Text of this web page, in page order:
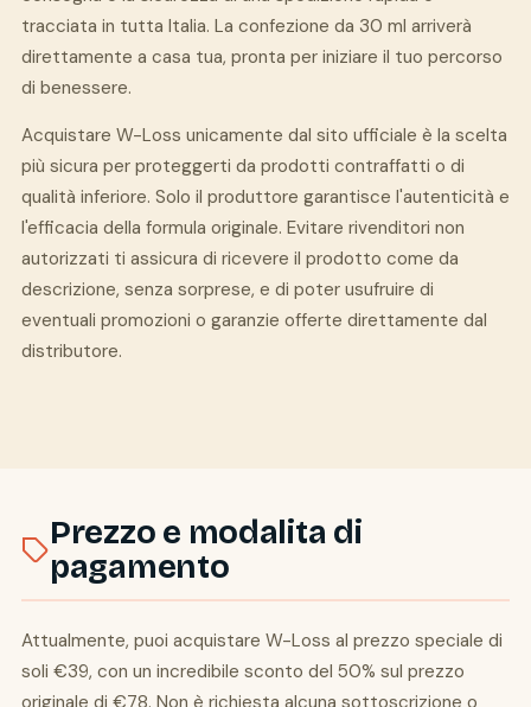
tracciata in tutta Italia. La confezione da 30 ml arriverà
direttamente a casa tua, pronta per iniziare il tuo percorso
di benessere.
Acquistare W-Loss unicamente dal sito ufficiale è la scelta
più sicura per proteggerti da prodotti contraffatti o di
qualità inferiore. Solo il produttore garantisce l'autenticità e
l'efficacia della formula originale. Evitare rivenditori non
autorizzati ti assicura di ricevere il prodotto come da
descrizione, senza sorprese, e di poter usufruire di
eventuali promozioni o garanzie offerte direttamente dal
distributore.
Prezzo e modalita di
pagamento
Attualmente, puoi acquistare W-Loss al prezzo speciale di
soli €39, con un incredibile sconto del 50% sul prezzo
originale di €78. Non è richiesta alcuna sottoscrizione o